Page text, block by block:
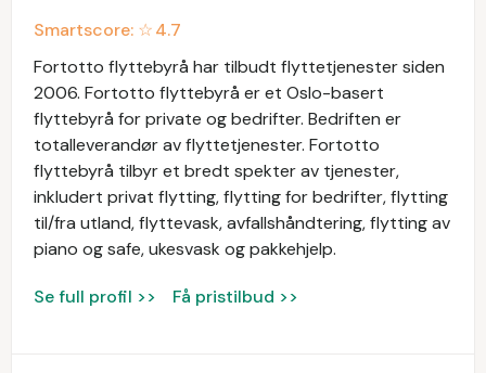
Smartscore: ☆4.7
Fortotto flyttebyrå har tilbudt flyttetjenester siden
2006. Fortotto flyttebyrå er et Oslo-basert
flyttebyrå for private og bedrifter. Bedriften er
totalleverandør av flyttetjenester. Fortotto
flyttebyrå tilbyr et bredt spekter av tjenester,
inkludert privat flytting, flytting for bedrifter, flytting
til/fra utland, flyttevask, avfallshåndtering, flytting av
piano og safe, ukesvask og pakkehjelp.
Se full profil >> Få pristilbud >>